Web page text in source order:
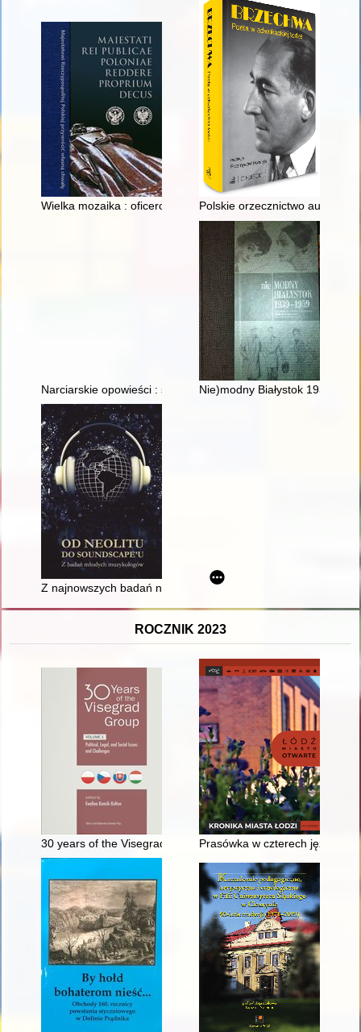
Wielka mozaika : oficerowie Wojska Polskiego 1918-1921
Polskie orzecznictwo
Narciarskie opowieści : szkolenie turystówNie)modny Białystok 1939-
Z najnowszych badań nad historią życia muzycznego parafii
ROCZNIK 2023
30 years of the Visegrad Group. Vol. 1,Prasówka w czterech językach